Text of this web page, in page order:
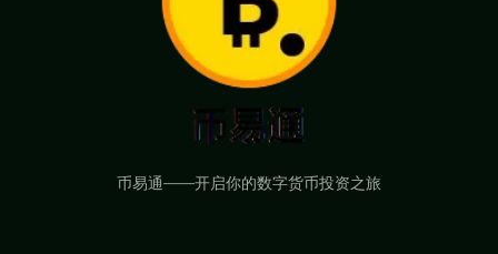
币易通——开启你的数字货币投资之旅